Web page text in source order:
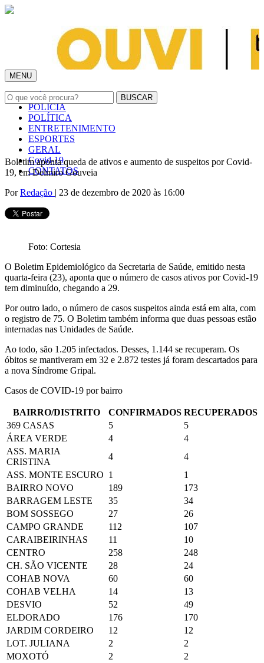
MENU
INÍCIO
POLÍCIA
POLÍTICA
ENTRETENIMENTO
ESPORTES
GERAL
Covid-19
CONTATOS
Boletim aponta queda de ativos e aumento de suspeitos por Covid-
19, em Delmiro Gouveia
PorRedação | 23 de dezembro de 2020 às 16:00
Foto: Cortesia
O Boletim Epidemiológico da Secretaria de Saúde, emitido nesta
quarta-feira (23), aponta que o número de casos ativos por Covid-19
tem diminuído, chegando a 29.
Por outro lado, o número de casos suspeitos ainda está em alta, com
o registro de 75. O Boletim também informa que duas pessoas estão
internadas nas Unidades de Saúde.
Ao todo, são 1.205 infectados. Desses, 1.144 se recuperam. Os
óbitos se mantiveram em 32 e 2.872 testes já foram descartados para
a nova Síndrome Gripal.
Casos de COVID-19 por bairro
BAIRRO/DISTRITO CONFIRMADOS RECUPERADOS
369 CASAS
5
5
ÁREA VERDE
4
4
ASS. MARIA
CRISTINA
4
4
ASS. MONTE ESCURO 1
1
BAIRRO NOVO
189
173
BARRAGEM LESTE
35
34
BOM SOSSEGO
27
26
CAMPO GRANDE
112
107
CARAIBEIRINHAS
11
10
CENTRO
258
248
CH. SÃO VICENTE
28
24
COHAB NOVA
60
60
COHAB VELHA
14
13
DESVIO
52
49
ELDORADO
176
170
JARDIM CORDEIRO
12
12
LOT. JULIANA
2
2
MOXOTÓ
2
2